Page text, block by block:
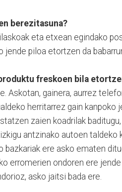
berezitasuna?
eta etxean egindako
jende piloa etortzen da
freskoen bila
Askotan, gainera, aurrez
herritarrez gain
zaien koadrilak
antzinako autoen taldeko
bazkariak ere asko ematen
erromerien ondoren ere
asko jaitsi bada ere.